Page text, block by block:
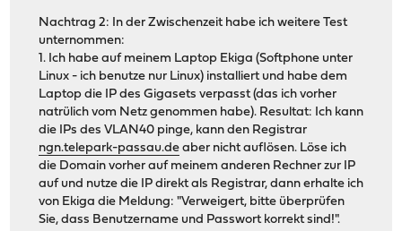
Nachtrag 2: In der Zwischenzeit habe ich weitere Test
unternommen:
1. Ich habe auf meinem Laptop Ekiga (Softphone unter
Linux - ich benutze nur Linux) installiert und habe dem
Laptop die IP des Gigasets verpasst (das ich vorher
natrülich vom Netz genommen habe). Resultat: Ich kann
die IPs des VLAN40 pinge, kann den Registrar
ngn.telepark-passau.de aber nicht auflösen. Löse ich
die Domain vorher auf meinem anderen Rechner zur IP
auf und nutze die IP direkt als Registrar, dann erhalte ich
von Ekiga die Meldung: "Verweigert, bitte überprüfen
Sie, dass Benutzername und Passwort korrekt sind!".